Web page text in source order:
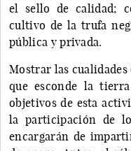
el sello de calidad;
cultivo de la trufa
pública y privada.
Mostrar las cualidades
que esconde la
objetivos de esta
la participación de
encargarán de